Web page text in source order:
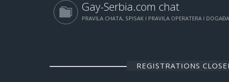
Gay-Serbia.com chat
PRAVILA CHATA, SPISAK I PRAVILA OPERATERA I
REGISTRATIONS